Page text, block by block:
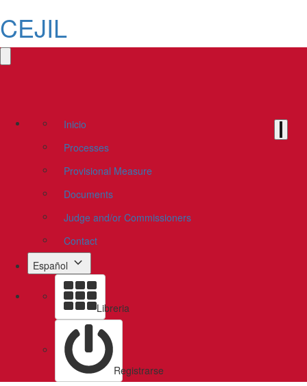
CEJIL
Inicio
Processes
Provisional Measure
Documents
Judge and/or Commissioners
Contact
Español
Libreria
Registrarse